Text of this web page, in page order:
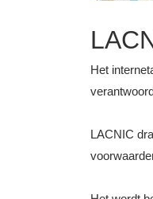
Het
LACNIC